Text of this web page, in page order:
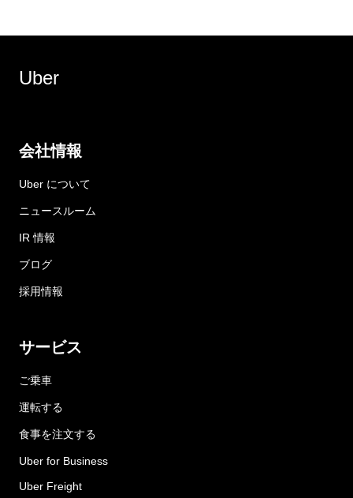
Uber
会社情報
Uber について
ニュースルーム
IR 情報
ブログ
採用情報
サービス
ご乗車
運転する
食事を注文する
Uber for Business
Uber Freight